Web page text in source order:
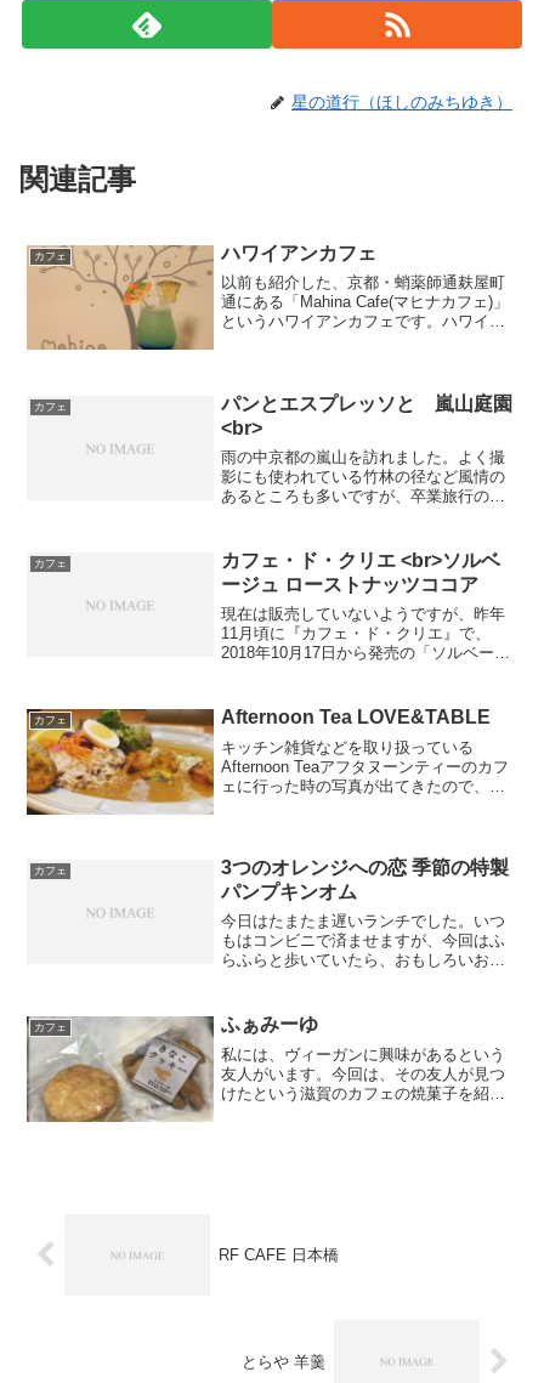
星の道行（ほしのみちゆき）
関連記事
カフェ ハワイアンカフェ
以前も紹介した、京都・蛸薬師通麸屋町
通にある「Mahina Cafe(マヒナカフェ)」
というハワイアンカフェです。ハワイア
ク...
カフェ
パンとエスプレッソと 嵐山庭園
<br>
雨の中京都の嵐山を訪れました。よく撮
影にも使われている竹林の径など風情の
あるところも多いですが、卒業旅行の方
来たいと思っていた旧小林邸をカフェに
したお店です。写真にうつ...
カフェ
カフェ・ド・クリエ <br>ソルベ
ージュ ローストナッツココア
現在は販売していないようですが、昨年
11月頃に『カフェ・ド・クリエ』で、
2018年10月17日から発売の「ソルベージ
ア」(税込￥440)は、カフェ・ド・クリエ
カフェ Afternoon Tea LOVE&TABLE
キッチン雑貨などを取り扱っている
Afternoon Teaアフタヌーンティーのカフ
ェに行った時の写真が出てきたので、紹
のデリカレー（...
カフェ
3つのオレンジへの恋 季節の特製
パンプキンオム
今日はたまたま遅いランチでした。いつ
もはコンビニで済ませますが、今回はふ
らふらと歩いていたら、おもしろいお店
大学近くにある、オムライスのお店でし
た。 季節限定メニュー...
カフェ ふぁみーゆ
私には、ヴィーガンに興味があるという
友人がいます。今回は、その友人が見つ
けたという滋賀のカフェの焼菓子を紹介
RF CAFE 日本橋
とらや 羊羹